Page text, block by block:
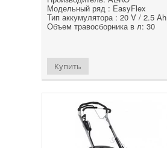
Модельный ряд : EasyFlex
Тип аккумулятора : 20 V / 2.5 Ah
Объем травосборника в л: 30
Купить